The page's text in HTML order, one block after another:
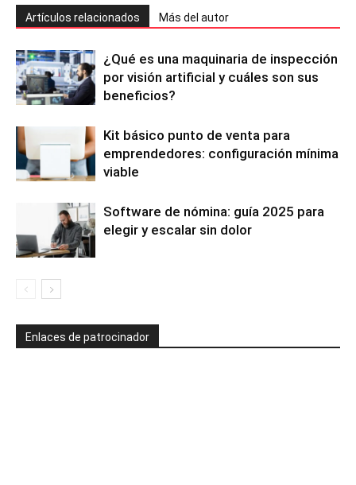
Artículos relacionados Más del autor
¿Qué es una maquinaria de inspección
por visión artificial y cuáles son sus
beneficios?
Kit básico punto de venta para
emprendedores: configuración mínima
viable
Software de nómina: guía 2025 para
elegir y escalar sin dolor
Enlaces de patrocinador